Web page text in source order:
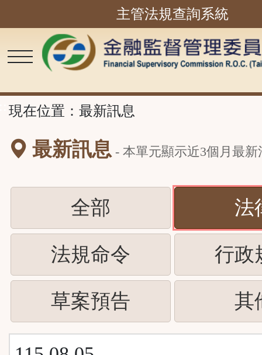
內
容
主管法規查詢系統
現在位置： 最新訊息
最新訊息 - 本單元顯示近3個月最新
全部
按
下
ENTER
查
法
法規命令
按
ENTER
行政
草案預告
按
其